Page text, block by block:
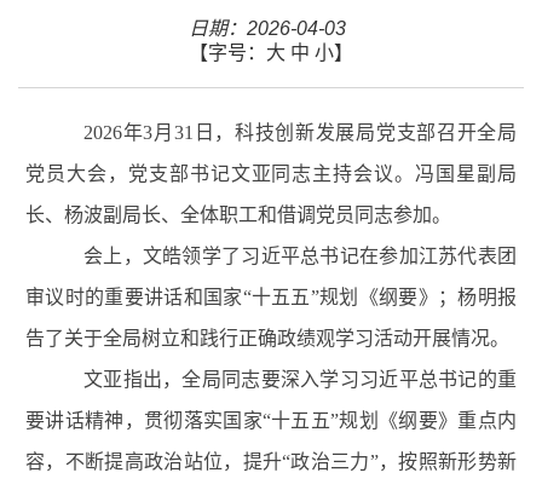
日期：2026-04-03
【字号： 大 中 小】
2026年3月 31 日， 科技创新发展局党支部召开全局
党员大会，党支部书记文亚同志主持会议。冯国星副局
长、杨波副局长、全体职工和借调党员同志参加。
会上，文皓领学了习近平总书记在参加江苏代表团
审议时的重要讲话和国家“十五五”规划《纲要》；杨明报
告了关于全局树立和践行正确政绩观学习活动开展情况。
文亚指出，全局同志要深入学习习近平总书记的重
要讲话精神，贯彻落实国家“十五五”规划《纲要》重点内
容， 不断提高政治站位，提升“政治三力”，按照新形势新